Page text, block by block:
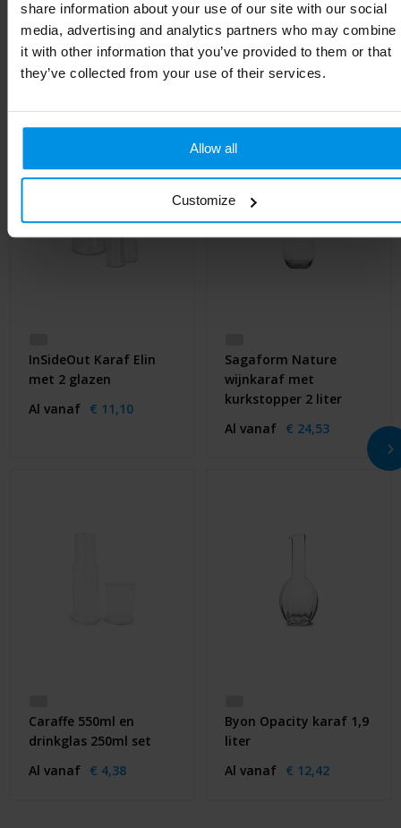
share information about your use of our site with our social
media, advertising and analytics partners who may combine
it with other information that you’ve provided to them or that
they’ve collected from your use of their services.
Allow all
Customize
Gerelateerde producten
InSideOut Karaf Elin
met 2 glazen
Al vanaf € 11,10
Sagaform Nature
wijnkaraf met
kurkstopper 2 liter
Al vanaf € 24,53
Caraffe 550ml en
drinkglas 250ml set
Al vanaf € 4,38
Byon Opacity karaf 1,9
liter
Al vanaf € 12,42